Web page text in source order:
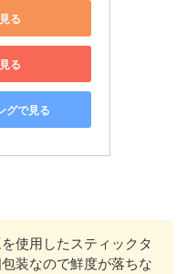
る
る
グで見る
使用したスティックタ
装なので鮮度が落ちな